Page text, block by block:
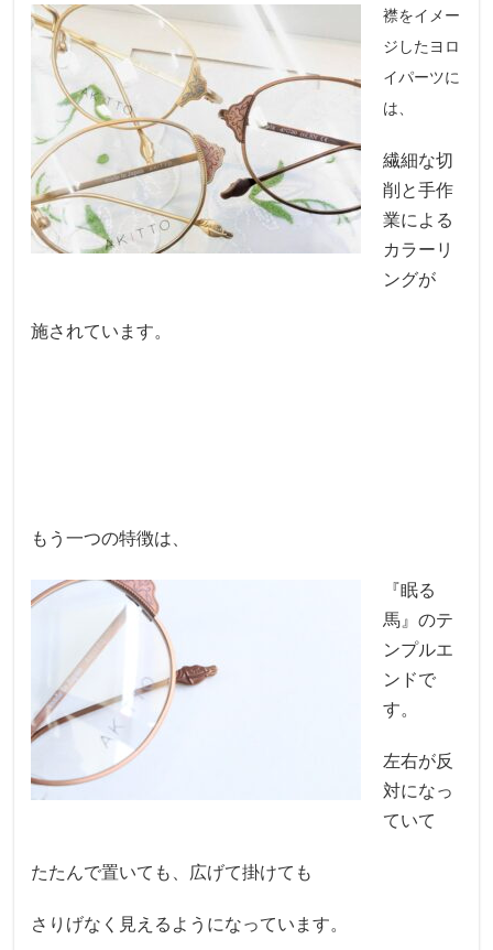
襟をイメー
ジしたヨロ
イパーツに
は、
繊細な切
削と手作
業による
カラーリ
ングが
施されています。
もう一つの特徴は、
『眠る
馬』のテ
ンプルエ
ンドで
す。
左右が反
対になっ
ていて
たたんで置いても、広げて掛けても
さりげなく見えるようになっています。